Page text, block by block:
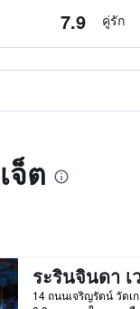
7.9 คู่รัก
จ็ต